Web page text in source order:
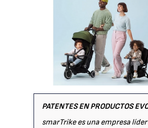
PATENTES EN PRODUCTOS
smarTrike es una empresa